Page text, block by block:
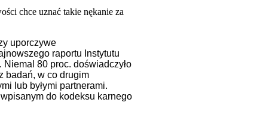
chce uznać takie nękanie za
uporczywe
raportu Instytutu
80 proc. doświadczyło
badań, w co drugim
lub byłymi partnerami.
do kodeksu karnego